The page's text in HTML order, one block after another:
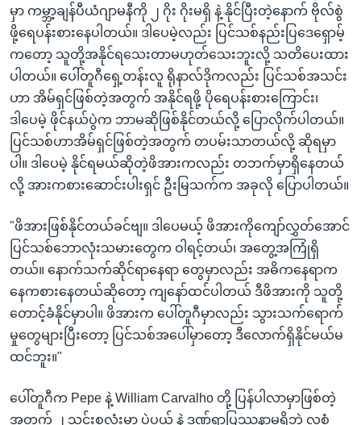
မှာ ကမ္ဘာ့ချန်ပီယံဂျာမနီကို ၂ ဂိုး ဂိုးမရှိ နဲ့ နိုင်ပြီးတဲ့နောက် ဗိုလ်စွဲ
ဖို့ရေပန်းစားနေပါတယ်။ ဒါပေမဲ့လည်း ပြင်သစ်နည်းပြဒေရှောမ့်
ကတော့ သူတို့အနိုင်ရသေးတာမဟုတ်သေးဘူးလို့ သတိပေးထား
ပါတယ်။ ပေါ်တူဂီရှေ့တန်းလူ ရိုနာလ်ဒိုကလည်း ပြင်သစ်အသင်း
ဟာ အိမ်ရှင်ဖြစ်တဲ့အတွက် အနိုင်ရဖို့ ပိုရေပန်းစားကြောင်း၊
ဒါပေမဲ့ ဖိုင်နယ်ပွဲက ဘာမဆိုဖြစ်နိုင်တယ်လို့ ပြောလိုက်ပါတယ်။
ပြင်သစ်ဟာအိမ်ရှင်ဖြစ်တဲ့အတွက် တပမ်းသာတယ်လို့ ဆိုရမှာ
ပါ။ ဒါပေမဲ့ နိုင်ရမယ်ဆိုတဲ့ဖိအားကလည်း တဘက်မှာရှိနေတယ်
လို့ အားကစားဆောင်းပါးရှင် ဦးမြသက်က အခုလို ပြောပါတယ်။
"ဖိအားဖြစ်နိုင်တယ်ခင်ဗျ။ ဒါပေမယ့် ဖိအားကိုကျော်လွှတ်အောင်
ပြင်သစ်ဘောလုံးသမားတွေက ဝါရင့်တယ်၊ အတွေ့အကြုံရှိ
တယ်။ နောက်သက်ဆိုင်ရာနေရာ တွေမှာလည်း အဓိကနေရာက
နေကစားနေတယ်ဆိုတော့ ကျနော်ထင်ပါတယ် ဒီဖိအားကို သူတို့
တောင့်ခံနိုင်မှာပါ။ ဖိအားက ပေါ်တူဂီမှာလည်း သွားသက်ရောက်
မှုတွေများပြီးတော့ ပြင်သစ်အပေါ်မှာတော့ ဒီလောက်ရှိနိုင်မယ်မ
ထင်ဘူး။"
ပေါ်တူဂီက Pepe နဲ့ William Carvalho တို့ ပြန်ပါလာမှာဖြစ်တဲ့
အတွက် ၂ သင်းစလုံးမှာ ပွဲပယ် နဲ့ ဒဏ်ရာပြဿနာမရှိဘဲ လူစုံ